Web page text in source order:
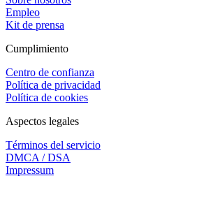
Empleo
Kit de prensa
Cumplimiento
Centro de confianza
Política de privacidad
Política de cookies
Aspectos legales
Términos del servicio
DMCA / DSA
Impressum